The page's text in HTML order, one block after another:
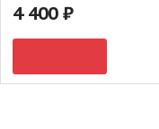
4 400